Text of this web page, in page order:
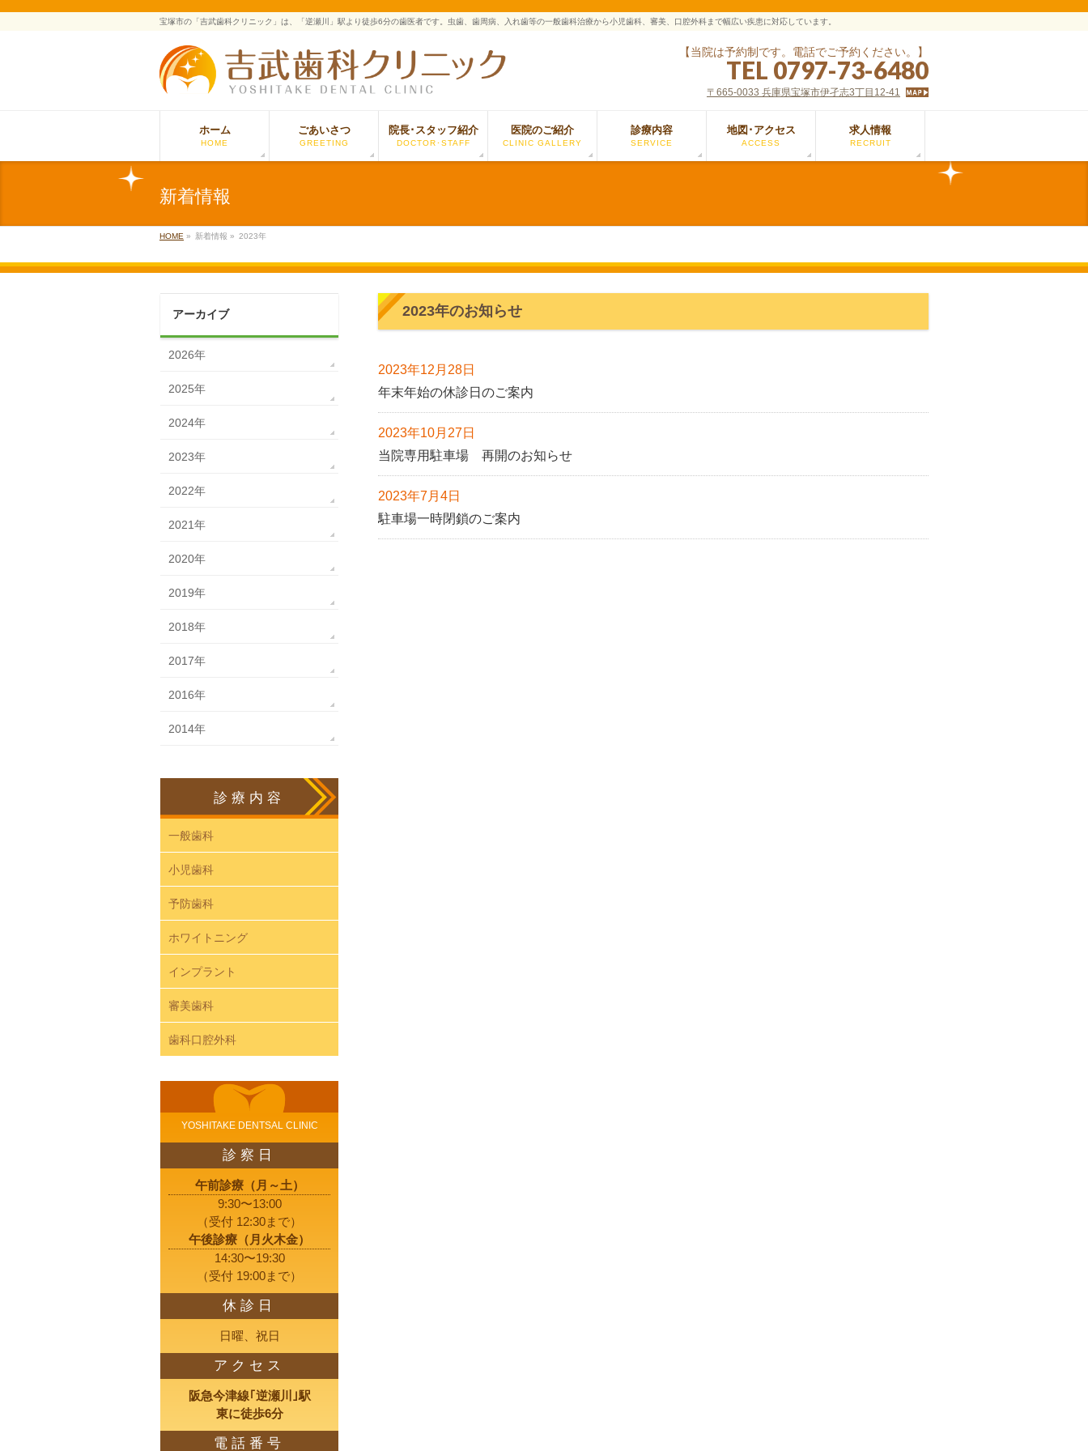
宝塚市の「吉武歯科クリニック」は、「逆瀬川」駅より徒歩6分の歯医者です。虫歯、歯周病、入れ歯等の一般歯科治療から小児歯科、審美、口腔外科まで幅広い疾患に対応しています。
【当院は予約制です。電話でご予約ください。】
TEL 0797-73-6480
〒665-0033 兵庫県宝塚市伊孑志3丁目12-41
ホーム
HOME
ごあいさつ
GREETING
院長･スタッフ紹介
DOCTOR･STAFF
医院のご紹介
CLINIC GALLERY
診療内容
SERVICE
地図･アクセス
ACCESS
求人情報
RECRUIT
新着情報
HOME » 新着情報 » 2023年
2023年のお知らせ
2023年12月28日
年末年始の休診日のご案内
2023年10月27日
当院専用駐車場 再開のお知らせ
2023年7月4日
駐車場一時閉鎖のご案内
アーカイブ
2026年
2025年
2024年
2023年
2022年
2021年
2020年
2019年
2018年
2017年
2016年
2014年
診療内容
一般歯科
小児歯科
予防歯科
ホワイトニング
インプラント
審美歯科
歯科口腔外科
YOSHITAKE DENTSAL CLINIC
診察日
午前診療（月～土）
9:30〜13:00
（受付 12:30まで）
午後診療（月火木金）
14:30〜19:30
（受付 19:00まで）
休診日
日曜、祝日
アクセス
阪急今津線｢逆瀬川｣駅
東に徒歩6分
電話番号